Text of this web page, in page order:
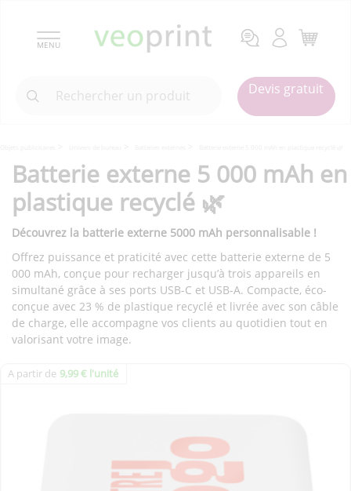
MENU
Devis gratuit
Batterie externe 5 000 mAh en
plastique recyclé 🌿
Découvrez la batterie externe 5000 mAh personnalisable !
Offrez puissance et praticité avec cette batterie externe de 5
000 mAh, conçue pour recharger jusqu’à trois appareils en
simultané grâce à ses ports USB-C et USB-A. Compacte, éco-
conçue avec 23 % de plastique recyclé et livrée avec son câble
de charge, elle accompagne vos clients au quotidien tout en
valorisant votre image.
A partir de 9,99 € l'unité